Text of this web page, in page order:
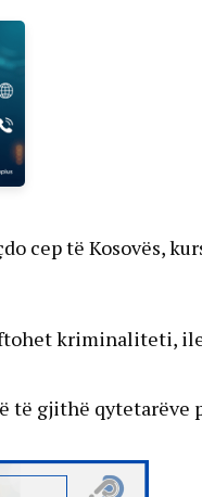
cep të Kosovës,
kriminaliteti,
të gjithë qytetarëve